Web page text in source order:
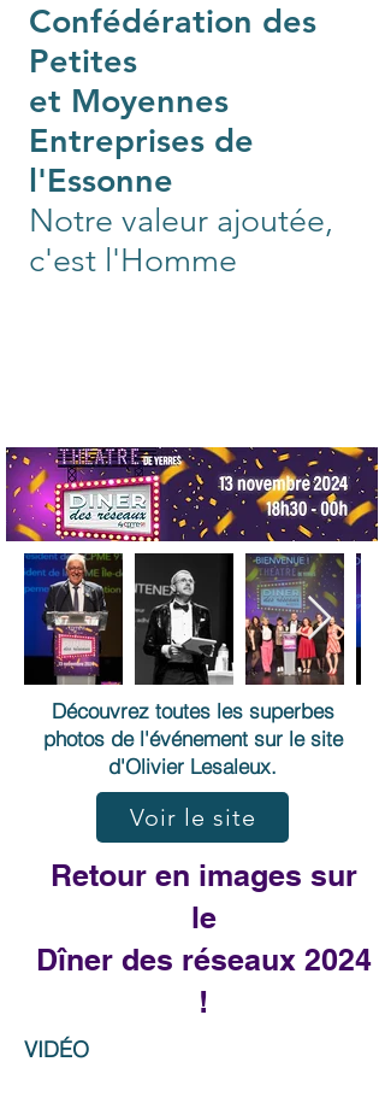
Confédération des
Petites
et Moyennes
Entreprises de
l'Essonne
Notre valeur ajoutée,
c'est l'Homme
Découvrez toutes les superbes
photos de l'événement sur le site
d'Olivier Lesaleux.
Voir le site
Retour en images sur
le
Dîner des réseaux 2024
!
VIDÉO